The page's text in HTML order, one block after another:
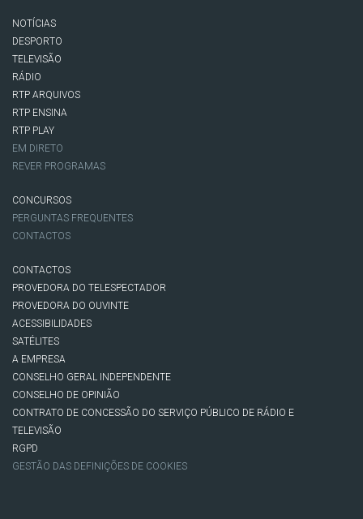
NOTÍCIAS
DESPORTO
TELEVISÃO
RÁDIO
RTP ARQUIVOS
RTP ENSINA
RTP PLAY
EM DIRETO
REVER PROGRAMAS
CONCURSOS
PERGUNTAS FREQUENTES
CONTACTOS
CONTACTOS
PROVEDORA DO TELESPECTADOR
PROVEDORA DO OUVINTE
ACESSIBILIDADES
SATÉLITES
A EMPRESA
CONSELHO GERAL INDEPENDENTE
CONSELHO DE OPINIÃO
CONTRATO DE CONCESSÃO DO SERVIÇO PÚBLICO DE RÁDIO E
TELEVISÃO
RGPD
GESTÃO DAS DEFINIÇÕES DE COOKIES